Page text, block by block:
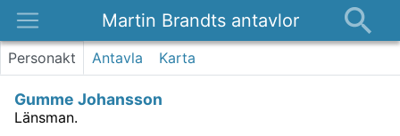
Martin Brandts antavlor
Platser
Om
Personakt Antavla Karta
Gumme Johansson
Länsman.